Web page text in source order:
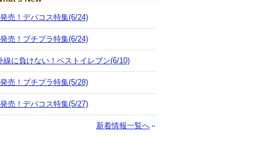
売！デパコス特集(6/24)
売！プチプラ特集(6/24)
線に負けない！ベストイレブン(6/10)
売！プチプラ特集(5/28)
売！デパコス特集(5/27)
新着情報一覧へ